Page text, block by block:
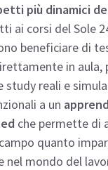
più dinamici
ai corsi del Sole
beneficiare di
in aula,
study reali e
a un
che permette di
quanto
nel mondo del